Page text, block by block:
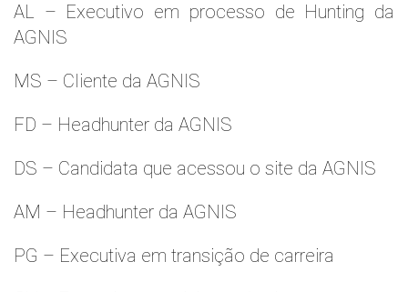
AL – Executivo em processo de Hunting da
AGNIS
MS – Cliente da AGNIS
FD – Headhunter da AGNIS
DS – Candidata que acessou o site da AGNIS
AM – Headhunter da AGNIS
PG – Executiva em transição de carreira